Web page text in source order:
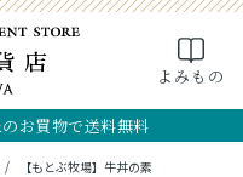
よみもの
お買物で送料無料
検索
CART
【もとぶ牧場】牛丼の素